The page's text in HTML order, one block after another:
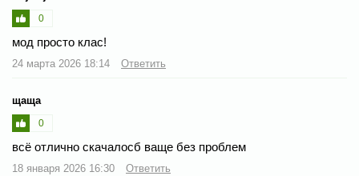
0
мод просто клас!
24 марта 2026 18:14 Ответить
щаща
0
всё отлично скачалосб ваще без проблем
18 января 2026 16:30 Ответить